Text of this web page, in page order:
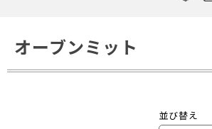
オーブンミット
並び替え